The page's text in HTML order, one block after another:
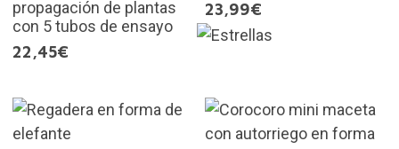
propagación de plantas
con 5 tubos de ensayo
22,45€
23,99€